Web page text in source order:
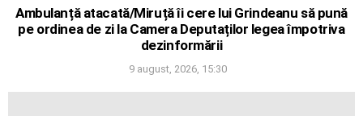
Ambulanță atacată/Miruță îi cere lui Grindeanu să pună
pe ordinea de zi la Camera Deputaților legea împotriva
dezinformării
9 august, 2026, 15:30